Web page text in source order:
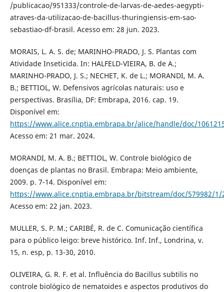
/publicacao/951333/controle-de-larvas-de-aedes-aegypti-
atraves-da-utilizacao-de-bacillus-thuringiensis-em-sao-
sebastiao-df-brasil. Acesso em: 28 jun. 2023.
MORAIS, L. A. S. de; MARINHO-PRADO, J. S. Plantas com
Atividade Inseticida. In: HALFELD-VIEIRA, B. de A.;
MARINHO-PRADO, J. S.; NECHET, K. de L.; MORANDI, M. A.
B.; BETTIOL, W. Defensivos agrícolas naturais: uso e
perspectivas. Brasília, DF: Embrapa, 2016. cap. 19.
Disponível em:
https://www.alice.cnptia.embrapa.br/alice/handle/doc/
Acesso em: 21 mar. 2024.
MORANDI, M. A. B.; BETTIOL, W. Controle biológico de
doenças de plantas no Brasil. Embrapa: Meio ambiente,
2009. p. 7-14. Disponível em:
https://www.alice.cnptia.embrapa.br/bitstream/doc/579982/1/
Acesso em: 22 jan. 2023.
MULLER, S. P. M.; CARIBÉ, R. de C. Comunicação científica
para o público leigo: breve histórico. Inf. Inf., Londrina, v.
15, n. esp, p. 13-30, 2010.
OLIVEIRA, G. R. F. et al. Influência do Bacillus subtilis no
controle biológico de nematoides e aspectos produtivos do